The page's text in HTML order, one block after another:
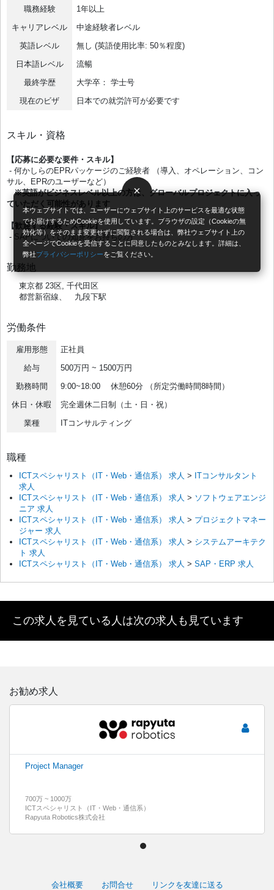
×
本ウェブサイトでは、ユーザーにウェブサイト上のサービスを最適な状態
でお届けするためCookieを使用しています。ブラウザの設定（Cookieの無
効化等）をそのまま変更せずに閲覧される場合は、弊社ウェブサイト上の
全ページでCookieを受信することに同意したものとみなします。詳細は、
弊社プライバシーポリシーをご覧ください。
職務経験
1年以上
キャリアレベル
中途経験者レベル
英語レベル
無し (英語使用比率: 50％程度)
日本語レベル
流暢
最終学歴
大学卒： 学士号
現在のビザ
日本での就労許可が必要です
スキル・資格
【応募に必要な要件・スキル】
- 何かしらのEPRパッケージのご経験者 （導入、オペレーション、コン
サル、EPRのユーザーなど）
※英語がビジネスレベル以上の方は、グローバルプロジェクトに入っ
ていただく可能性があります
【歓迎する経験・スキル】
- SAPについての知見をお持ちの方
勤務地
東京都 23区, 千代田区
都営新宿線、 九段下駅
労働条件
雇用形態
正社員
給与
500万円 ~ 1500万円
勤務時間
9:00~18:00 休憩60分 （所定労働時間8時間）
休日・休暇
完全週休二日制（土・日・祝）
業種
ITコンサルティング
職種
ICTスペシャリスト（IT・Web・通信系） 求人 > ITコンサルタント
求人
ICTスペシャリスト（IT・Web・通信系） 求人 > ソフトウェアエンジ
ニア 求人
ICTスペシャリスト（IT・Web・通信系） 求人 > プロジェクトマネー
ジャー 求人
ICTスペシャリスト（IT・Web・通信系） 求人 > システムアーキテク
ト 求人
ICTスペシャリスト（IT・Web・通信系） 求人 > SAP・ERP 求人
この求人を見ている人は次の求人も見ています
お勧め求人
Project Manager
700万 ~ 1000万
ICTスペシャリスト（IT・Web・通信系）
Rapyuta Robotics株式会社
会社概要 お問合せ
リンクを友達に送る